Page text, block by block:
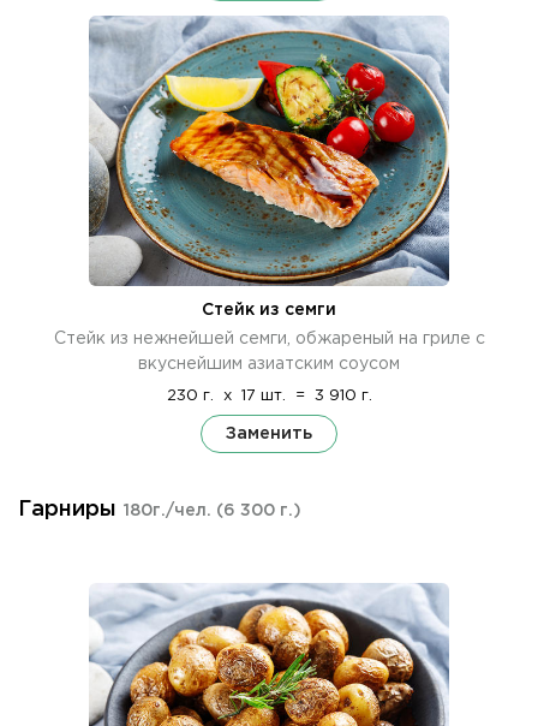
Стейк из семги
Стейк из нежнейшей семги, обжареный на гриле с
вкуснейшим азиатским соусом
230 г. x 17 шт. = 3 910 г.
Заменить
Гарниры 180г./чел. (6 300 г.)